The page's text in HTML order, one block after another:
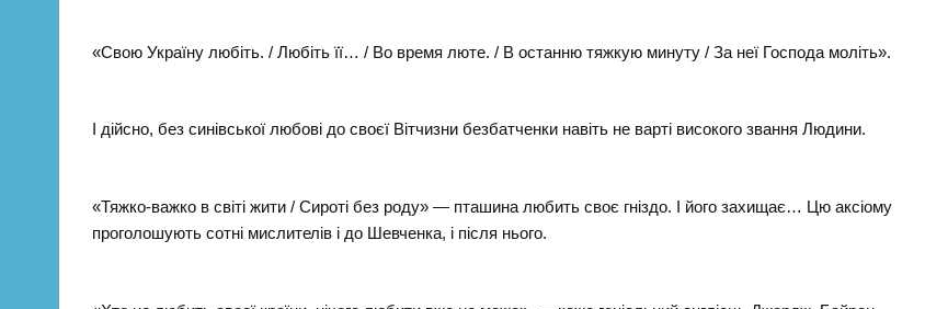
«Свою Україну любіть. / Любіть її… / Во время люте. / В останню тяжкую минуту / За неї Господа моліть».
І дійсно, без синівської любові до своєї Вітчизни безбатченки навіть не варті високого звання Людини.
«Тяжко-важко в світі жити / Сироті без роду» — пташина любить своє гніздо. І його захищає… Цю аксіому
проголошують сотні мислителів і до Шевченка, і після нього.